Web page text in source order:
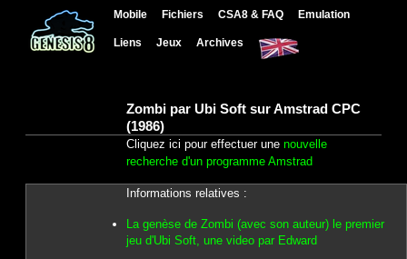
Mobile Fichiers CSA8 & FAQ Emulation
Liens Jeux Archives
Zombi par Ubi Soft sur Amstrad CPC
(1986)
Cliquez ici pour effectuer une nouvelle
recherche d'un programme Amstrad
Informations relatives :
La genèse de Zombi (avec son auteur) le premier
jeu d'Ubi Soft, une video par Edward